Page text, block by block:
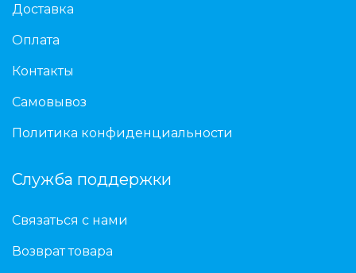
Доставка
Оплата
Контакты
Самовывоз
Политика конфиденциальности
Служба поддержки
Связаться с нами
Возврат товара